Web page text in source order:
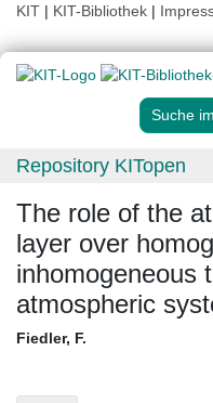
KIT | KIT-Bibliothek |
Suche
Repository KITopen
The role of the
layer over
inhomogeneous
atmospheric
Fiedler, F.